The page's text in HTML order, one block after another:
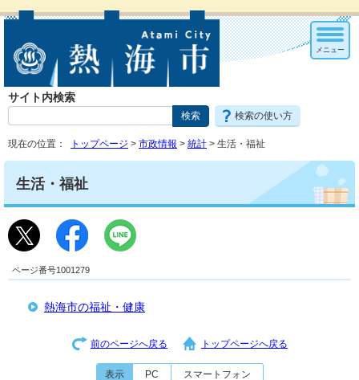
サイト内検索
検索の使い方
メニュー
現在の位置： トップページ > 市政情報 > 統計 > 生活・福祉
生活・福祉
ページ番号1001279
熱海市の福祉・健康
前のページへ戻る トップページへ戻る
表示 PC スマートフォン